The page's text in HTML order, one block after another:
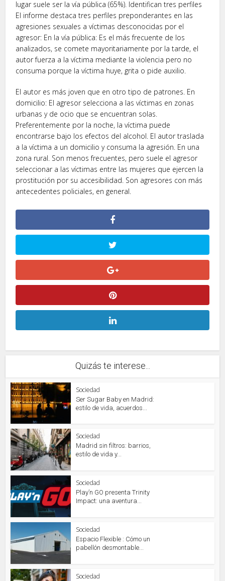
lugar suele ser la vía pública (65%). Identifican tres perfiles
El informe destaca tres perfiles preponderantes en las
agresiones sexuales a víctimas desconocidas por el
agresor: En la vía pública: Es el más frecuente de los
analizados, se comete mayoritariamente por la tarde, el
autor fuerza a la víctima mediante la violencia pero no
consuma porque la víctima huye, grita o pide auxilio.
El autor es más joven que en otro tipo de patrones. En
domicilio: El agresor selecciona a las víctimas en zonas
urbanas y de ocio que se encuentran solas.
Preferentemente por la noche, la víctima puede
encontrarse bajo los efectos del alcohol. El autor traslada
a la víctima a un domicilio y consuma la agresión. En una
zona rural. Son menos frecuentes, pero suele el agresor
seleccionar a las víctimas entre las mujeres que ejercen la
prostitución por su accesibilidad. Son agresores con más
antecedentes policiales, en general.
Quizás te interese...
Sociedad
Ser Sugar Baby en Madrid:
estilo de vida, acuerdos...
Sociedad
Madrid sin filtros: barrios,
estilo de vida y...
Sociedad
Play’n GO presenta Trinity
Impact: una aventura...
Sociedad
Espacio Flexible : Cómo un
pabellón desmontable...
Sociedad